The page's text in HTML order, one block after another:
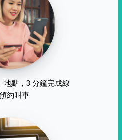
地點，3 分鐘完成線
約叫車